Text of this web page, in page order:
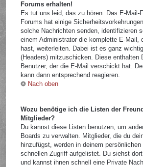
Forums erhalten!
Es tut uns leid, das zu hören. Das E-Mail-
Forums hat einige
solche Nachrichten senden, identifizieren
einem Administrator die komplette E-Mail,
hast, weiterleiten. Dabei ist es ganz
(Headers) mitzuschicken. Diese enthalten
Benutzer, der die E-Mail verschickt hat.
kann dann entsprechend reagieren.
Nach oben
Wozu benötige ich die Listen der
Mitglieder?
Du kannst diese Listen benutzen, um
Boards zu verwalten. Mitglieder, die du
hinzufügst, werden in deinem
schnellen Zugriff aufgelistet. Du siehst
und kannst ihnen schnell eine Private